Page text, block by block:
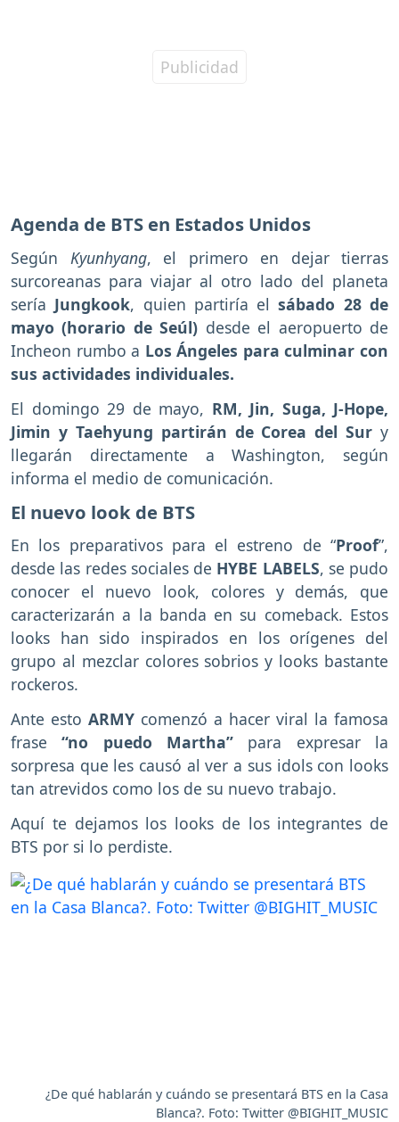
Agenda de BTS en Estados Unidos
Según Kyunhyang, el primero en dejar tierras
surcoreanas para viajar al otro lado del planeta
sería Jungkook, quien partiría elsábado 28 de
mayo (horario de Seúl) desde el aeropuerto de
Incheon rumbo a Los Ángeles para culminar con
sus actividades individuales.
El domingo 29 de mayo, RM, Jin, Suga, J-Hope,
Jimin y Taehyung partirán de Corea del Sur y
llegarán directamente a Washington, según
informa el medio de comunicación.
El nuevo look de BTS
En los preparativos para el estreno de “Proof”,
desde las redes sociales de HYBE LABELS, se pudo
conocer el nuevo look, colores y demás, que
caracterizarán a la banda en su comeback. Estos
looks han sido inspirados en los orígenes del
grupo al mezclar colores sobrios y looks bastante
rockeros.
Ante esto ARMY comenzó a hacer viral la famosa
frase“no puedo Martha” para expresar la
sorpresa que les causó al ver a sus idols con looks
tan atrevidos como los de su nuevo trabajo.
Aquí te dejamos los looks de los integrantes de
BTS por si lo perdiste.
¿De qué hablarán y cuándo se presentará BTS en la Casa
Blanca?. Foto: Twitter @BIGHIT_MUSIC